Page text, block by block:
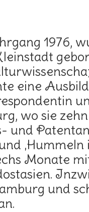
1976,
eine
wo sie
und
‚Hummeln
Monate
und